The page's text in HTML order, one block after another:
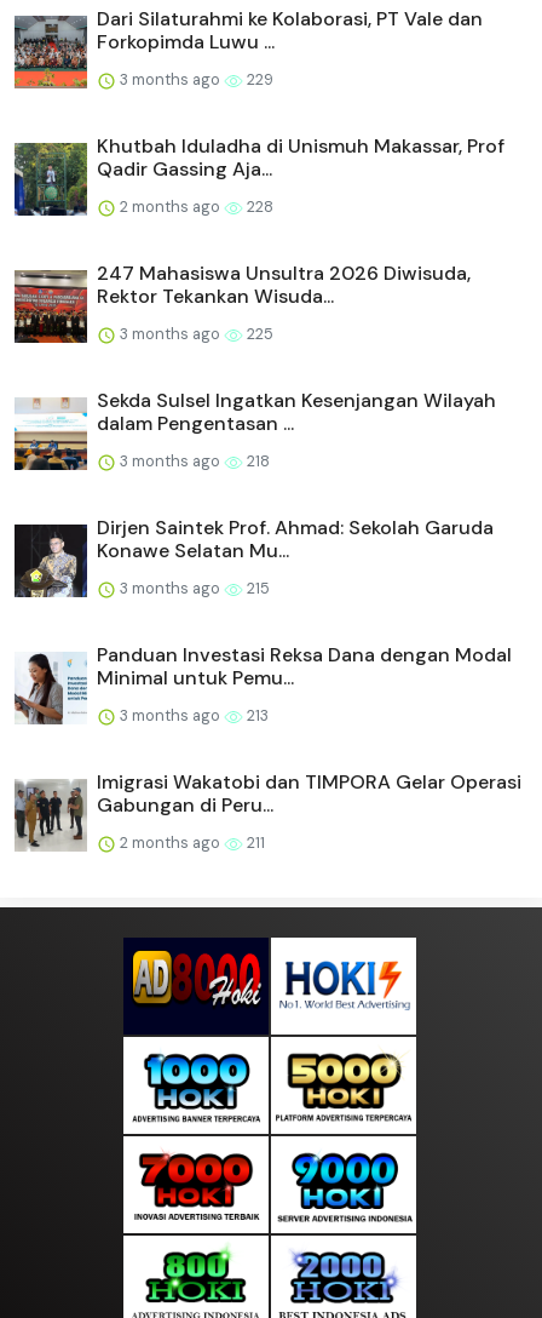
Dari Silaturahmi ke Kolaborasi, PT Vale dan
Forkopimda Luwu ...
3 months ago 229
Khutbah Iduladha di Unismuh Makassar, Prof
Qadir Gassing Aja...
2 months ago 228
247 Mahasiswa Unsultra 2026 Diwisuda,
Rektor Tekankan Wisuda...
3 months ago 225
Sekda Sulsel Ingatkan Kesenjangan Wilayah
dalam Pengentasan ...
3 months ago 218
Dirjen Saintek Prof. Ahmad: Sekolah Garuda
Konawe Selatan Mu...
3 months ago 215
Panduan Investasi Reksa Dana dengan Modal
Minimal untuk Pemu...
3 months ago 213
Imigrasi Wakatobi dan TIMPORA Gelar Operasi
Gabungan di Peru...
2 months ago 211